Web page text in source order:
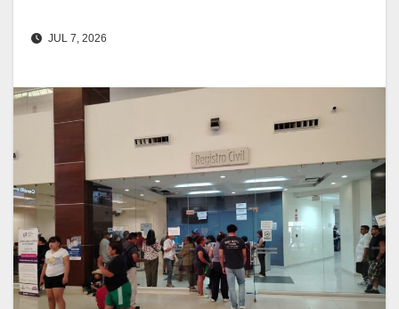
JUL 7, 2026